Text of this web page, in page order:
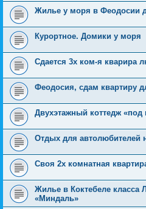
Жилье у моря в Феодосии
Курортное. Домики у моря
Сдается 3х ком-я кварира
Феодосия, сдам квартиру
Двухэтажный коттедж
Отдых для автолюбителей
Своя 2х комнатная
Жилье в Коктебеле класса
«Миндаль»